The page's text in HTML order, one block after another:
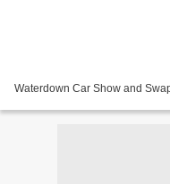
Waterdown Car Show and